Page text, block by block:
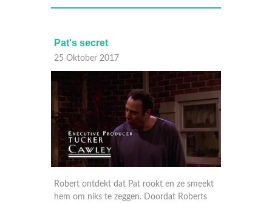
Pat's secret
25 Oktober 2017
Robert ontdekt dat Pat rookt en ze smeekt
hem om niks te zeggen. Doordat Roberts